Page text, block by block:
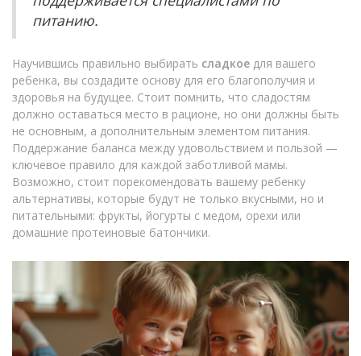
питанию.
Научившись правильно выбирать сладкое для вашего
ребенка, вы создадите основу для его благополучия и
здоровья на будущее. Стоит помнить, что сладостям
должно оставаться место в рационе, но они должны быть
не основным, а дополнительным элементом питания.
Поддержание баланса между удовольствием и пользой —
ключевое правило для каждой заботливой мамы.
Возможно, стоит порекомендовать вашему ребенку
альтернативы, которые будут не только вкусными, но и
питательными: фрукты, йогурты с медом, орехи или
домашние протеиновые батончики.